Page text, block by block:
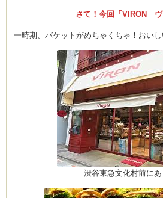
室・テイクアウト Clémentine
さて！今回「VIRON ヴ
一時期、バケットがめちゃくちゃ！おい
渋谷東急文化村前に